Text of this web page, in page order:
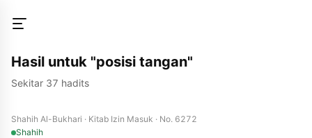
Hasil untuk "posisi tangan"
Sekitar 37 hadits
Shahih Al-Bukhari · Kitab Izin Masuk · No. 6272
Shahih